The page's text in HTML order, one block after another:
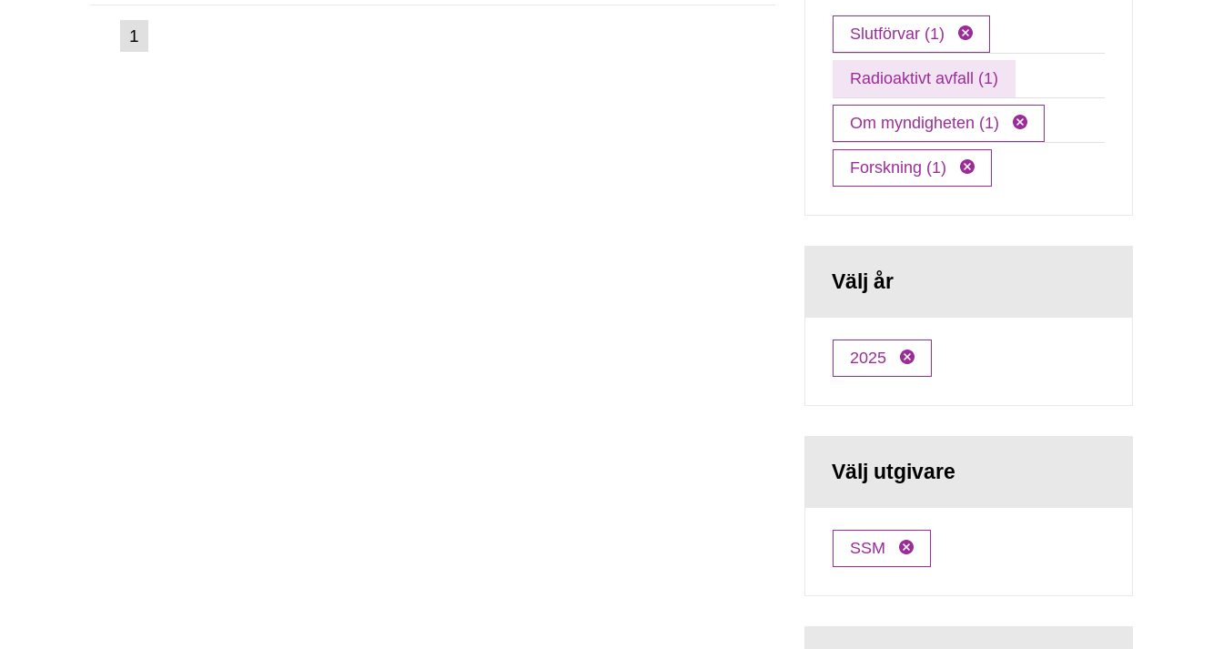
Gå
till
1 Slutförvar (1)
Radioaktivt avfall (1)
Om myndigheten (1)
Forskning (1)
Välj år
2025
Välj utgivare
SSM